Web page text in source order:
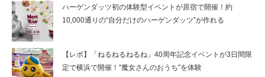
ハーゲンダッツ初の体験型イベントが原宿で開催！約
10,000通りの“自分だけのハーゲンダッツ”が作れる
【レポ】「ねるねるねるね」40周年記念イベントが3日間限
定で横浜で開催！"魔女さんのおうち"を体験